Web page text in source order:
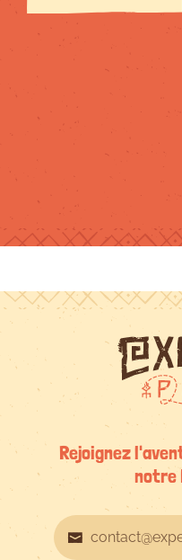
chacun trouve
recommande !
Rejoignez
notre